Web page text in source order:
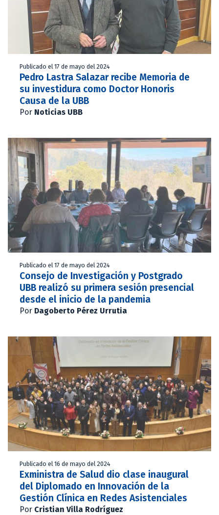
Publicado el 17 de mayo del 2024
Pedro Lastra Salazar recibe Memoria de
su investidura como Doctor Honoris
Causa de la UBB
Por Noticias UBB
Publicado el 17 de mayo del 2024
Consejo de Investigación y Postgrado
UBB realizó su primera sesión presencial
desde el inicio de la pandemia
Por Dagoberto Pérez Urrutia
Publicado el 16 de mayo del 2024
Exministra de Salud dio clase inaugural
del Diplomado en Innovación de la
Gestión Clínica en Redes Asistenciales
Por Cristian Villa Rodríguez